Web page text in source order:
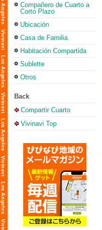
Compañero de Cuarto a
Corto Plazo
Ubicación
Casa de Familia
Habitación Compartida
Sublette
Otros
Back
Compartir Cuarto
Vivinavi Top